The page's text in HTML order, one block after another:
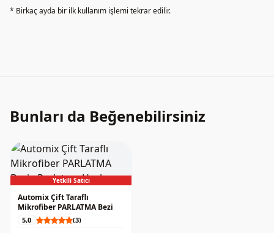
* Birkaç ayda bir ilk kullanım işlemi tekrar edilir.
Bunları da Beğenebilirsiniz
Yetkili Satıcı
Automix Çift Taraflı
Mikrofiber PARLATMA Bezi
5,0 (3)